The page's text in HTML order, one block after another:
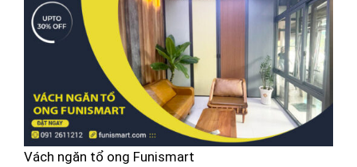
Vách ngăn tổ ong Funismart